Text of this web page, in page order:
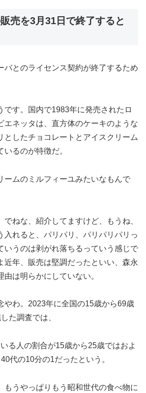
売を3月31日で終了すると
バとのライセンス契約が終了するため
です。国内で1983年に発売されたロ
エネッタは、直方体のケーキのような
としたチョコレートとアイスクリーム
るのが特徴だ。
ームのミルフィーユみたいなもんで
でねな、紹介してますけど、もうね、
入れると、パリパリ、パリパリパリっ
いうのは剥がれ落ちるっていう感じで
近年、販売は堅調だったといい、森永
は明らかにしていない。
やわ。2023年に全国の15歳から69歳
た調査では、
る人の割合が15歳から25歳ではおよ
代の10分の1だったという。
もうやっぱりもう昭和世代の食べ物に